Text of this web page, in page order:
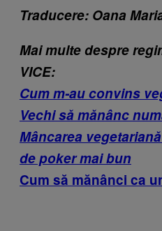
Traducere: Oana
Mai multe despre
VICE:
Cum m-au convins
Vechi să mănânc
Mâncarea
de poker mai bun
Cum să mănânci ca